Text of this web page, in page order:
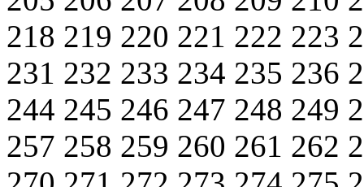
218 219 220 221 222 223
231 232 233 234 235 236
244 245 246 247 248 249
257 258 259 260 261 262